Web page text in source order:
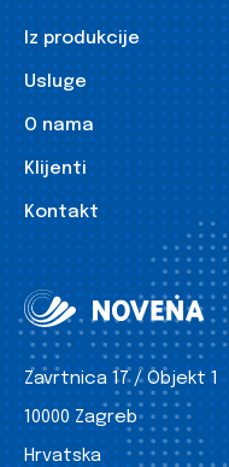
Iz produkcije
Usluge
O nama
Klijenti
Kontakt
Zavrtnica 17 / Objekt 1
10000 Zagreb
Hrvatska